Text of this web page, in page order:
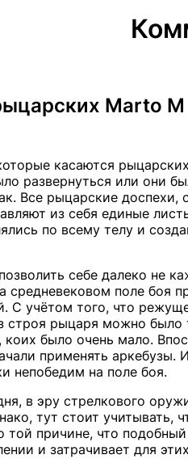
Marto
касаются
развернуться или они
Все рыцарские доспехи,
из себя единые
по всему телу и
себе далеко не
поле боя
С учётом того, что
строя рыцаря можно было
было очень мало.
применять
непобедим на поле боя.
в эру стрелкового
тут стоит учитывать,
той причине, что
и затрачивает для